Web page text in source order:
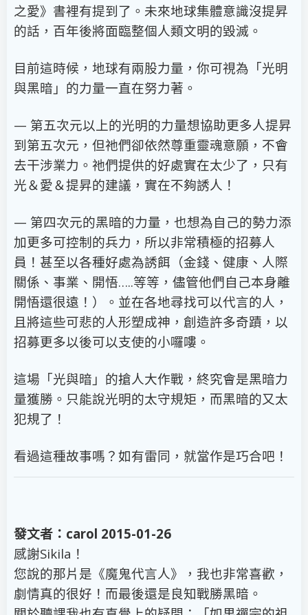
之愛》書裡有提到了。未來地球集體意識沒提昇
的話，百年後將面臨整個人類文明的毀滅。
目前這時候，地球有兩股力量，你可視為「光明
與黑暗」的力量一直在努力著。
— 第五次元以上的光明的力量想協助更多人提昇
到第五次元，但祂們卻依然尊重靈魂意願，不會
去干涉業力。祂們提供的好處實在太少了，只有
光＆愛＆提昇的建議，實在不夠誘人！
— 第四次元的黑暗的力量，也想為自己的勢力添
加更多可控制的兵力，所以非常積極的招募人
員！甚至以各種好處為誘餌（金錢、健康、人際
關係、事業、開悟…..等等，儘管他們自己本身離
開悟還很遠！）。並在各地尋找可以代言的人，
且將這些可悲的人形塑成神，創造許多奇蹟，以
招募更多以後可以支使的小囉嘍。
這場「光與暗」的搶人大作戰，終究會是黑暗力
量獲勝。只能說光明的太守規矩，而黑暗的又太
犯規了！
看過這種故事嗎？如有雷同，就當作是巧合吧！
發文者：carol 2015-01-26
感謝Sikila！
您說的那片是《魔鬼代言人》，我也非常喜歡，
劇情真的很好！而最後還是良知戰勝黑暗。